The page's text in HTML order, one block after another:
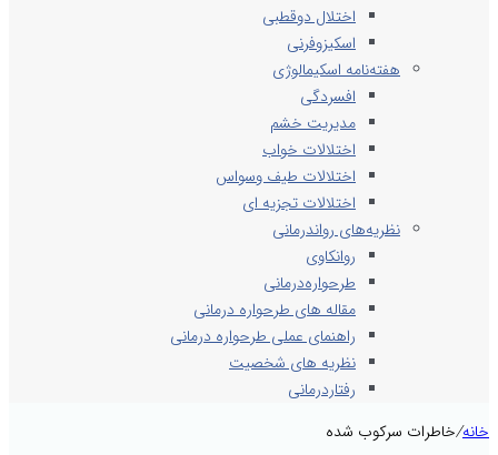
اختلال دوقطبی
اسکیزوفرنی
هفته‌نامه اسکیمالوژی
افسردگی
مدیریت خشم
اختلالات خواب
اختلالات طیف وسواس
اختلالات تجزیه ای
نظریه‌های رواندرمانی
روانکاوی
طرحواره‌درمانی
مقاله های طرحواره درمانی
راهنمای عملی طرحواره درمانی
نظریه های شخصیت
رفتاردرمانی
خانه/خاطرات سرکوب شده